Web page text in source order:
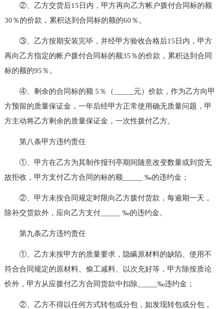
②、乙方交货后15日内，甲方再向乙方帐户拨付合同标的额
30％的价款，累积达到合同标的额的60％。
③、乙方按期安装完毕，并经甲方验收合格后15日内，甲方
再向乙方指定的帐户拨付合同标的额35％的价款，累积达到合同
标的额的95％。
④、剩余的合同标的额 5％（_____元）价款，作为乙方向甲
方预留的质量保证金，一年后经甲方正常使用确无质量问题，甲
方主动将乙方剩余的质量保证金，一次性拨付乙方。
第八条甲方违约责任
①、甲方在乙方为其制作报刊亭期间随意改变数量或到货无
故拒收，甲方支付乙方合同的标的额_____ ‰的违约金；
②、甲方未按合同规定时限向乙方拨付货款，每逾期一天，
除补交货款外，应向乙方支付_____ ‰的违约金。
第九条乙方违约责任
①、乙方未按甲方的质量要求，隐瞒原材料的缺陷、使用不
符合合同规定的原材料、偷工减料、以次充好等，甲方除按质论
价外，甲方从应拨付乙方合同货款中扣除_____‰违约金；
②、乙方不得以任何方式转包或分包，如发现转包或分包，